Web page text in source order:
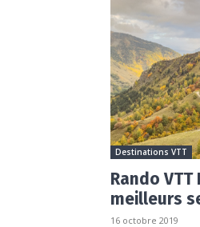
Destinations VTT
Rando
meilleurs
16 octobre 2019